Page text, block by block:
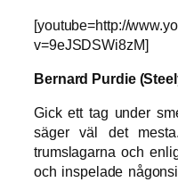
[youtube=http://
v=9eJSDSWi8zM]
Bernard Purdie
Gick ett tag under
säger väl det
trumslagarna och
och inspelade